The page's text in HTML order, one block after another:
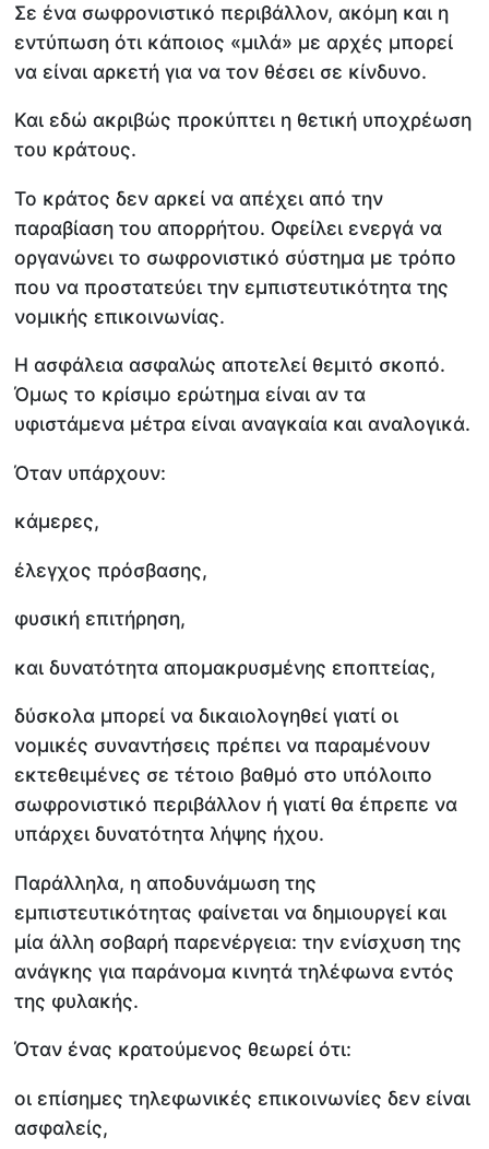
Σε ένα σωφρονιστικό περιβάλλον, ακόμη και η
εντύπωση ότι κάποιος «μιλά» με αρχές μπορεί
να είναι αρκετή για να τον θέσει σε κίνδυνο.
Και εδώ ακριβώς προκύπτει η θετική υποχρέωση
του κράτους.
Το κράτος δεν αρκεί να απέχει από την
παραβίαση του απορρήτου. Οφείλει ενεργά να
οργανώνει το σωφρονιστικό σύστημα με τρόπο
που να προστατεύει την εμπιστευτικότητα της
νομικής επικοινωνίας.
Η ασφάλεια ασφαλώς αποτελεί θεμιτό σκοπό.
Όμως το κρίσιμο ερώτημα είναι αν τα
υφιστάμενα μέτρα είναι αναγκαία και αναλογικά.
Όταν υπάρχουν:
κάμερες,
έλεγχος πρόσβασης,
φυσική επιτήρηση,
και δυνατότητα απομακρυσμένης εποπτείας,
δύσκολα μπορεί να δικαιολογηθεί γιατί οι
νομικές συναντήσεις πρέπει να παραμένουν
εκτεθειμένες σε τέτοιο βαθμό στο υπόλοιπο
σωφρονιστικό περιβάλλον ή γιατί θα έπρεπε να
υπάρχει δυνατότητα λήψης ήχου.
Παράλληλα, η αποδυνάμωση της
εμπιστευτικότητας φαίνεται να δημιουργεί και
μία άλλη σοβαρή παρενέργεια: την ενίσχυση της
ανάγκης για παράνομα κινητά τηλέφωνα εντός
της φυλακής.
Όταν ένας κρατούμενος θεωρεί ότι:
οι επίσημες τηλεφωνικές επικοινωνίες δεν είναι
ασφαλείς,